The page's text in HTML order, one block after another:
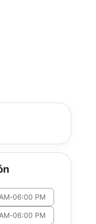
-06:00 PM
-06:00 PM